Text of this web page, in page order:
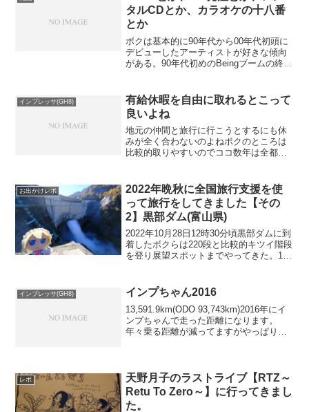
タルCDとか、カラオケの十八番
とか
ボクは基本的に90年代から00年代初頭に
デビューしたアーティストが好きな傾向
がある。90年代初めのBeingブームの終わ
真っ最中そこからTM NETWORKのファ
ンに...
インプレッサ(GH8)
有給休暇を自由に取れるとこって
良いよね
地元の仲間と旅行に行こうとするにも休
みが全く合わないのよねボクのところは
比較的取りやすいのでココ数年は全都道
って言う制度がない！とか(ホントに無い
かは知らん）有給休暇は...
お出かけレポ
2022年晩秋に全国旅行支援を使
って旅行をしてきました【その
2】黒部ダム(富山県)
2022年10月28日12時30分頃黒部ダムに到
着したボクらは220段と比較的キツイ階段
を登り展望スポットまでやってきた。10
にょん」の黒部ダム日記(2022年10月...
インプレッサ(GH8) インプちゃん2016
13,591.9km(ODO 93,743km)2016年にイ
ンプちゃんで走った距離になります。
年々乗る距離が減ってますがやっぱり減
レポ
天野月子のラストライブ【RTZ～
Retu To Zero～】に行ってきまし
た。